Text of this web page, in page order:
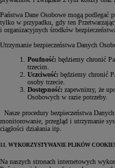
Państwa Dane Osobowe mogą podlegać
tylko w przypadku, gdy ten
i organizacyjnych środków
Utrzymanie bezpieczeństwa Danych
Poufność: będziemy chronić
trzecim.
Uczciwość: będziemy chronić
osoby trzecie.
Dostępność: zapewnimy, że
Osobowych w razie potrzeby.
Nasze procedury bezpieczeństwa
monitorowanie, przegląd i utrzymanie
ciągłości działania itp.
11. WYKORZYSTYWANIE PLIKÓW
Na naszych stronach internetowych